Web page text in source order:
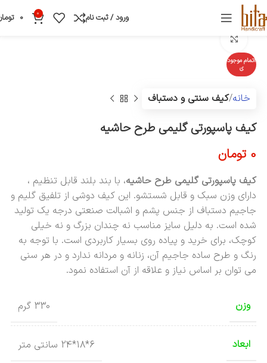
ورود / ثبت نام 0
0
اتمام موجود
ی
خانه کیف سنتی و دستباف
کیف پاسپورتی گلیمی طرح حاشیه
0 تومان
کیف پاسپورتی گلیمی طرح حاشیه، با بند بلند قابل تنظیم ،
دارای وزن سبک و قابل شستشو. این کیف دوشی از تلفیق گلیم و
جاجیم دستباف از جنس پشم و اشبالت صنعتی درجه یک تولید
شده است. به دلیل سایز مناسب نه چندان بزرگ و نه خیلی
کوچک، برای خرید و پیاده روی بسیار کاربردی است. با توجه به
رنگ و طرح ساده جاجیم آن، زنانه و مردانه ندارد و در هر سنی
می توان بر اساس نیاز و علاقه از آن استفاده نمود.
وزن 330 گرم
ابعاد 6*18*24 سانتی متر